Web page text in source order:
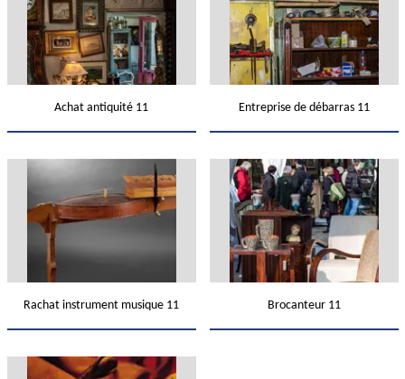
Achat antiquité 11 Entreprise de débarras 11
Rachat instrument musique 11 Brocanteur 11